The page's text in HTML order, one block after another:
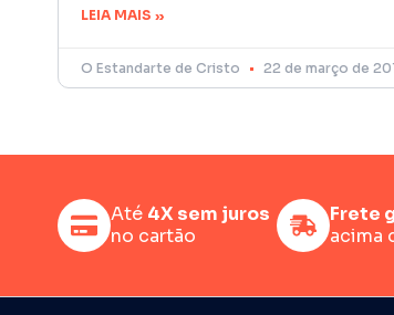
LEIA MAIS »
O Estandarte de Cristo 22 de março de
Até 4X sem juros
no cartão
Frete
acima